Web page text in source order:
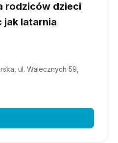
rodziców dzieci
jak latarnia
ul. Walecznych 59,